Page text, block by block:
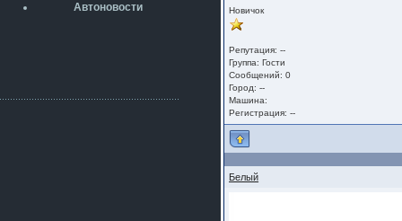
А здесь уже кладбищенская тишина...
Автоновости Новичок
Репутация: --
Группа:Гости
Сообщений: 0
Город: --
Машина:
Регистрация: --
Белый